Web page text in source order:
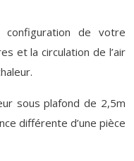
configuration de votre
et la circulation de l’air
sous plafond de 2,5m
différente d’une pièce